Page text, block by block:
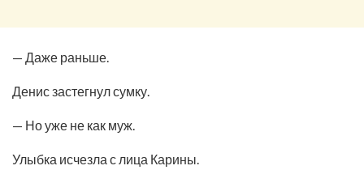
— Даже раньше.
Денис застегнул сумку.
— Но уже не как муж.
Улыбка исчезла с лица Карины.